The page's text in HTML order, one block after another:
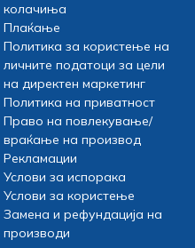
колачиња
Плаќање
Политика за користење на
личните податоци за цели
на директен маркетинг
Политика на приватност
Право на повлекување/
враќање на производ
Рекламации
Услови за испорака
Услови за користење
Замена и рефундација на
производи